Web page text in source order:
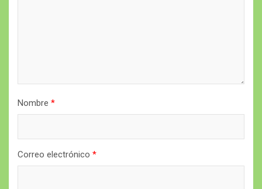
Nombre *
Correo electrónico *